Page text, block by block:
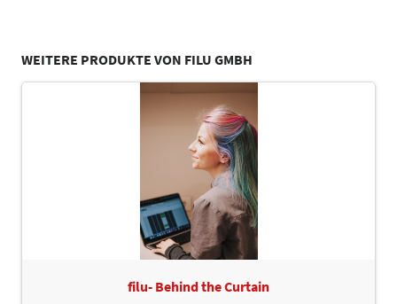
WEITERE PRODUKTE VON FILU GMBH
filu- Behind the Curtain